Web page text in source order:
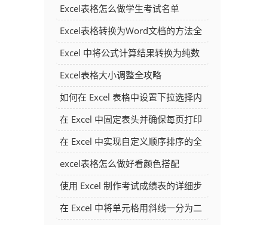
Excel表格怎么做学生考试名单
Excel表格转换为Word文档的方法全
解析
Excel 中将公式计算结果转换为纯数
字的多种方法
Excel表格大小调整全攻略
如何在 Excel 表格中设置下拉选择内
容
在 Excel 中固定表头并确保每页打印
时都显示表头的方法详解
在 Excel 中实现自定义顺序排序的全
面指南
excel表格怎么做好看颜色搭配
使用 Excel 制作考试成绩表的详细步
骤及技巧
在 Excel 中将单元格用斜线一分为二